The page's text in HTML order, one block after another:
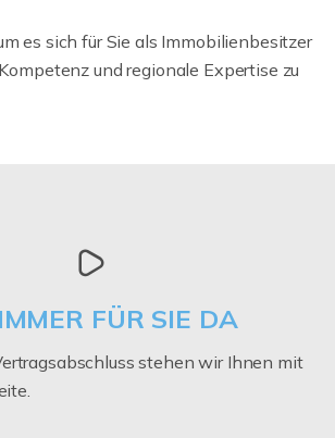
es sich für Sie als Immobilienbesitzer
und regionale Expertise zu
FÜR SIE DA
stehen wir Ihnen mit